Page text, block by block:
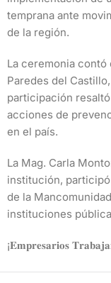
temprana ante
de la región.
La ceremonia
Paredes del
participación
acciones de
en el país.
La Mag. Carla
institución,
de la
instituciones
¡𝐄𝐦𝐩𝐫𝐞𝐬𝐚𝐫𝐢𝐨𝐬